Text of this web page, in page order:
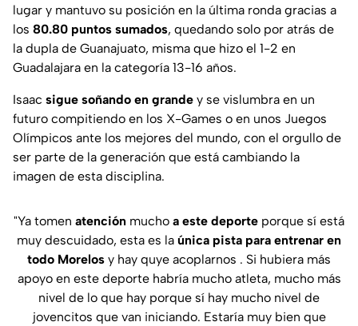
lugar y mantuvo su posición en la última ronda gracias a
los 80.80 puntos sumados, quedando solo por atrás de
la dupla de Guanajuato, misma que hizo el 1-2 en
Guadalajara en la categoría 13-16 años.
Isaac sigue soñando en grande y se vislumbra en un
futuro compitiendo en los X-Games o en unos Juegos
Olímpicos ante los mejores del mundo, con el orgullo de
ser parte de la generación que está cambiando la
imagen de esta disciplina.
"Ya tomen atención mucho a este deporte porque sí está
muy descuidado, esta es la única pista para entrenar en
todo Morelos y hay quye acoplarnos . Si hubiera más
apoyo en este deporte habría mucho atleta, mucho más
nivel de lo que hay porque sí hay mucho nivel de
jovencitos que van iniciando. Estaría muy bien que